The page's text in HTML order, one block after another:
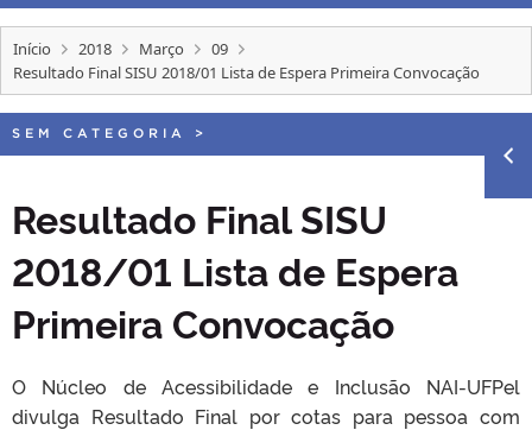
Canais
COBALTO
CONCURSOS
INTERNACIONAL
PORTARIAS
Início 2018 Março
09
Resultado Final SISU 2018/01 Lista de Espera Primeira Convocação
SEM CATEGORIA >
Resultado Final SISU
2018/01 Lista de Espera
Primeira Convocação
O Núcleo de Acessibilidade e Inclusão NAI-UFPel
divulga Resultado Final por cotas para pessoa com